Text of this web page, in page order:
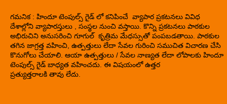
గమనిక : హిందూ టెంపుల్స్ గైడ్ లో కనిపించే వ్యాపార ప్రకటనలు వివిధ
దేశాల్లోని వ్యాపారస్తులు , సంస్థల నుంచి వస్తాయి. కొన్ని ప్రకటనలు పాఠకుల
అభిరుచిని అనుసరించి గూగుల్ కృత్రిమ మేధస్సుతో పంపబడతాయి. పాఠకుల
తగిన జాగ్రత్త వహించి, ఉత్పత్తులు లేదా సేవల గురించి సముచిత విచారణ చేసి
కొనుగోలు చేయాలి. ఆయా ఉత్పత్తులు / సేవల నాణ్యత లేదా లోపాలకు హిందూ
టెంపుల్స్ గైడ్ బాధ్యత వహించదు. ఈ విషయంలో ఉత్తర
ప్రత్యుత్తరాలకి తావు లేదు.